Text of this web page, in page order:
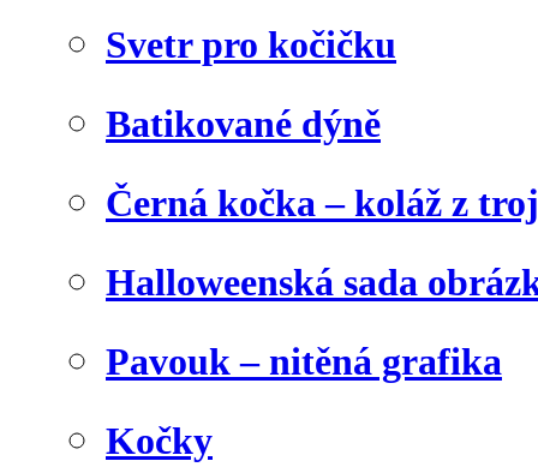
Svetr pro kočičku
Batikované dýně
Černá kočka – koláž z
Halloweenská sada
Pavouk – nitěná grafika
Kočky